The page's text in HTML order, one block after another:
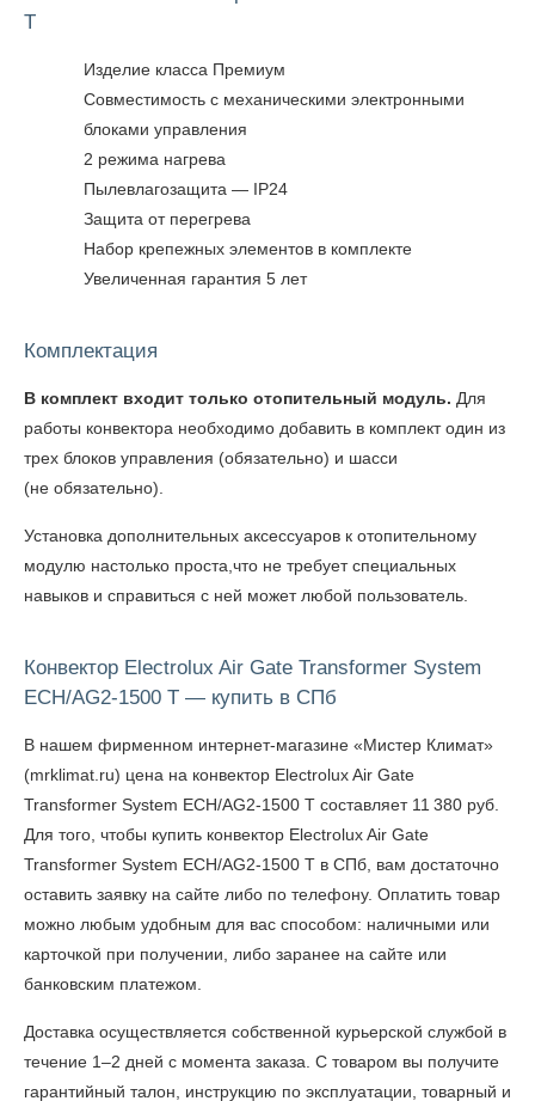
T
Изделие класса Премиум
Совместимость с механическими электронными
блоками управления
2 режима нагрева
Пылевлагозащита — IP24
Защита от перегрева
Набор крепежных элементов в комплекте
Увеличенная гарантия 5 лет
Комплектация
В комплект входит только отопительный модуль. Для
работы конвектора необходимо добавить в комплект один из
трех блоков управления (обязательно) и шасси
(не обязательно).
Установка дополнительных аксессуаров к отопительному
модулю настолько проста,что не требует специальных
навыков и справиться с ней может любой пользователь.
Конвектор Electrolux Air Gate Transformer System
ECH/AG2-1500 T — купить в СПб
В нашем фирменном интернет-магазине «Мистер Климат»
(mrklimat.ru) цена на конвектор Electrolux Air Gate
Transformer System ECH/AG2-1500 T составляет 11 380 руб.
Для того, чтобы купить конвектор Electrolux Air Gate
Transformer System ECH/AG2-1500 T в СПб , вам достаточно
оставить заявку на сайте либо по телефону. Оплатить товар
можно любым удобным для вас способом: наличными или
карточкой при получении, либо заранее на сайте или
банковским платежом.
Доставка осуществляется собственной курьерской службой в
течение 1–2 дней с момента заказа. С товаром вы получите
гарантийный талон, инструкцию по эксплуатации, товарный и